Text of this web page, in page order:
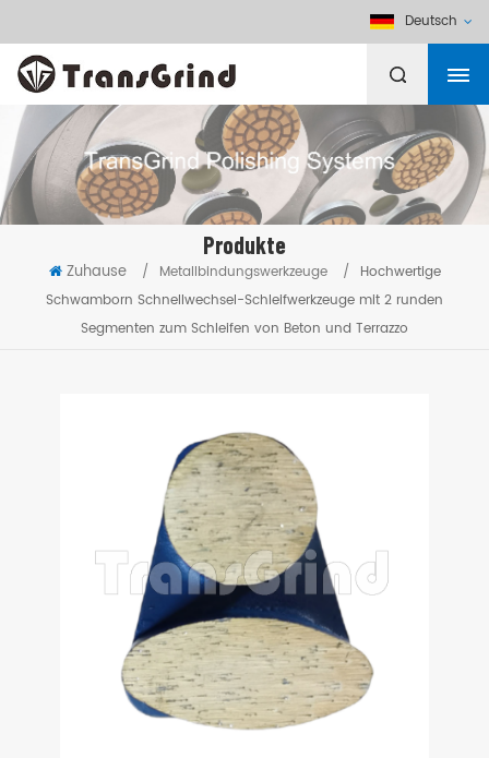
Deutsch
Produkte
Zuhause / Metallbindungswerkzeuge /
Hochwertige
Schwamborn Schnellwechsel-Schleifwerkzeuge mit 2 runden
Segmenten zum Schleifen von Beton und Terrazzo